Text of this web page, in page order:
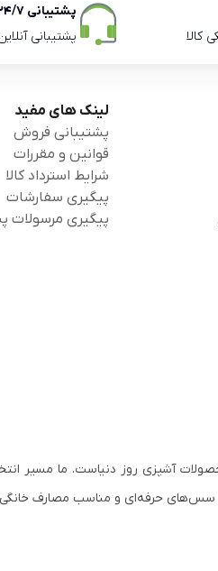
کالا
پشتیبانی 24/7
پشتیبانی آنلاین 24 ساعته و تلفنی ساعات
لینک های مفید
پشتیبانی فروش
قوانین و مقررات
شرایط استرداد کالا
پیگیری سفارشات
پیگیری مرسولات
آشپزی روز دنیاست. ما مسیر
سس‌های حرفه‌ای و مناسب مصارف خانگی